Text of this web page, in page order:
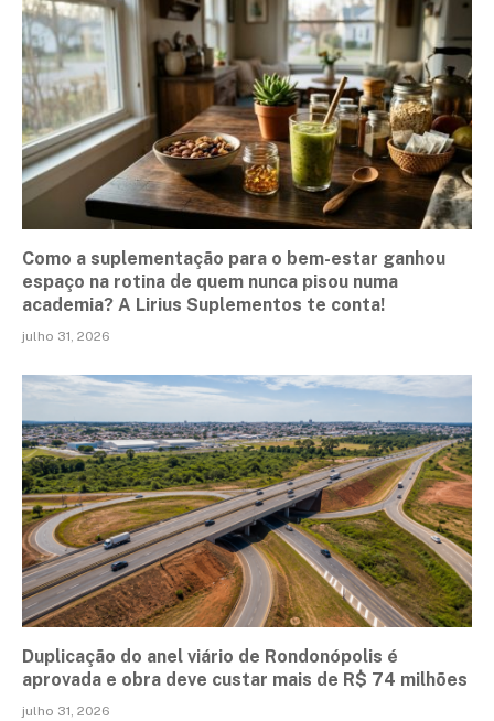
Como a suplementação para o bem-estar ganhou
espaço na rotina de quem nunca pisou numa
academia? A Lirius Suplementos te conta!
julho 31, 2026
Duplicação do anel viário de Rondonópolis é
aprovada e obra deve custar mais de R$ 74 milhões
julho 31, 2026